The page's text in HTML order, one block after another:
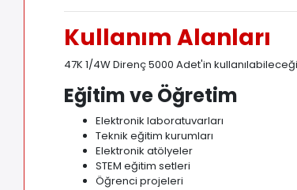
Kullanım Alanları
47K 1/4W Direnç 5000 Adet'in
Eğitim ve Öğretim
Elektronik laboratuvarları
Teknik eğitim kurumları
Elektronik atölyeler
STEM eğitim setleri
Öğrenci projeleri